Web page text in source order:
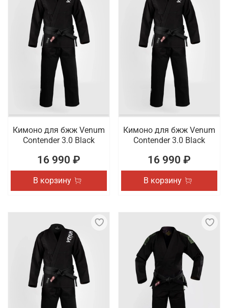
Кимоно для бжж Venum
Contender 3.0 Black
16 990 ₽
В корзину
Кимоно для бжж Venum
Contender 3.0 Black
16 990 ₽
В корзину